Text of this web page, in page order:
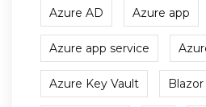
Azure AD Azure app
Azure app service
Azure Key Vault Blazor